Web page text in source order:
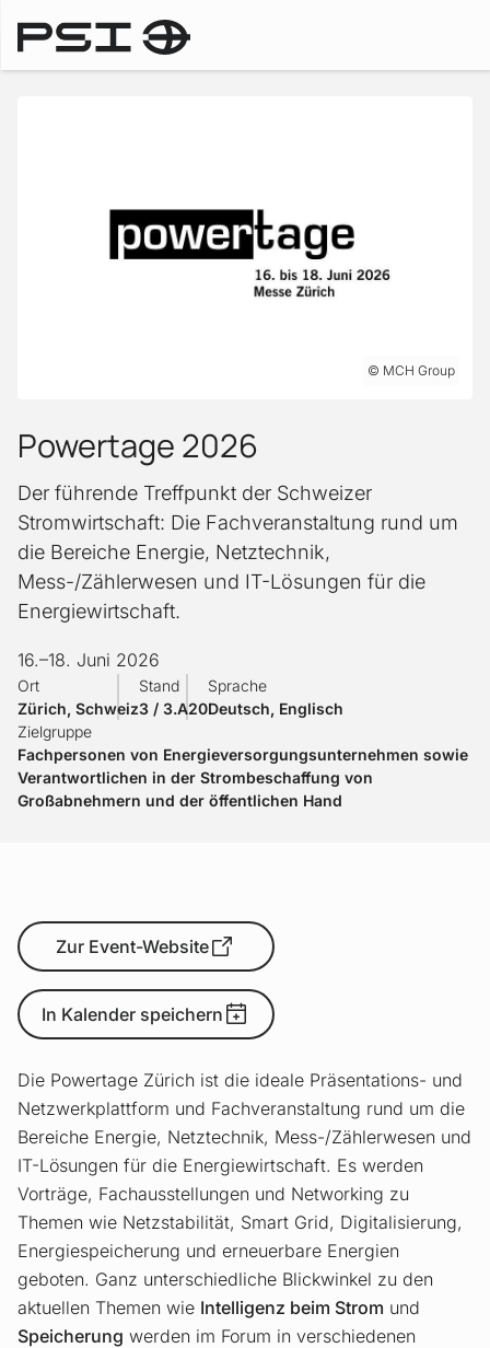
MCH Group
Powertage 2026
Der führende Treffpunkt der Schweizer
Stromwirtschaft: Die Fachveranstaltung rund um
die Bereiche Energie, Netztechnik,
Mess-/Zählerwesen und IT-Lösungen für die
Energiewirtschaft.
16.–18. Juni 2026
Ort
Zürich, Schweiz
Stand
3 / 3.A20
Sprache
Deutsch, Englisch
Zielgruppe
Fachpersonen von Energieversorgungsunternehmen sowie
Verantwortlichen in der Strombeschaffung von
Großabnehmern und der öffentlichen Hand
Zur Event-Website
In Kalender speichern
Die Powertage Zürich ist die ideale Präsentations- und
Netzwerkplattform und Fachveranstaltung rund um die
Bereiche Energie, Netztechnik, Mess-/Zählerwesen und
IT-Lösungen für die Energiewirtschaft. Es werden
Vorträge, Fachausstellungen und Networking zu
Themen wie Netzstabilität, Smart Grid, Digitalisierung,
Energiespeicherung und erneuerbare Energien
geboten. Ganz unterschiedliche Blickwinkel zu den
aktuellen Themen wie Intelligenz beim Strom und
Speicherung werden im Forum in verschiedenen